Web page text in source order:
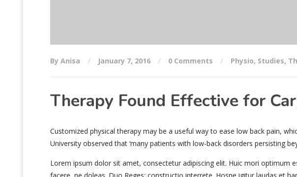
By Anisa January 7, 2016 0 Comments Physio, Studies,
Therapy Found Effective for
Customized physical therapy may be a useful way to ease low back pain,
University observed that ‘many patients with low-back disorders persisting
Lorem ipsum dolor sit amet, consectetur adipiscing elit. Huic mori optimum